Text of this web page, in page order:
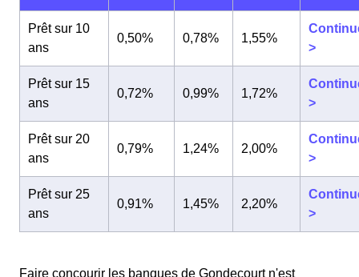
Prêt sur 10
ans
0,50% 0,78% 1,55%
>
Prêt sur 15
ans
0,72% 0,99% 1,72%
>
Prêt sur 20
ans
0,79% 1,24% 2,00%
>
Prêt sur 25
ans
0,91% 1,45% 2,20%
>
Faire concourir les banques de Gondecourt n'est